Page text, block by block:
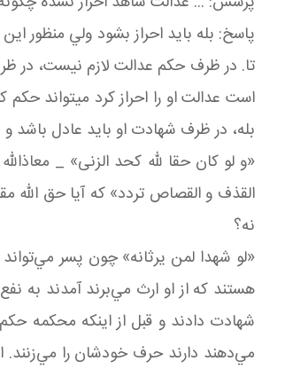
پاسخ: بله بايد احراز بشود ولي
تا. در ظرف حکم عدالت لازم نيست، در
است عدالت او را احراز کرد می­تواند
بله، در ظرف شهادت او بايد عادل باشد
«و لو كان حقا لله كحد الزنى» _
القذف و القصاص تردد» که آيا حق
نه؟
«لو شهدا لمن يرثانه» چون پسر
هستند که از او ارث مي‌برند آمدند به
شهادت دادند و قبل از اينکه محکمه
مي‌دهند دارند حرف خودشان را